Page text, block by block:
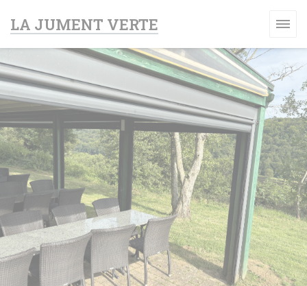
LA JUMENT VERTE